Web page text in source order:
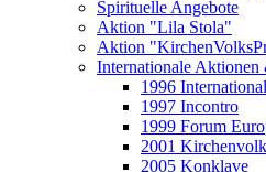
Spirituelle Angebote
Aktion "Lila Stola"
Aktion
Internationale Aktionen
1996
1997 Incontro
1999 Forum
2001
2005 Konklave